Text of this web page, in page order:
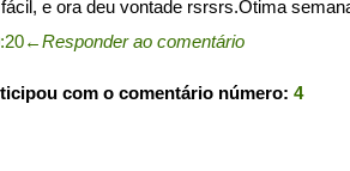
e ora deu vontade rsrsrs.Ótima
←Responder ao comentário
com o comentário número: 4